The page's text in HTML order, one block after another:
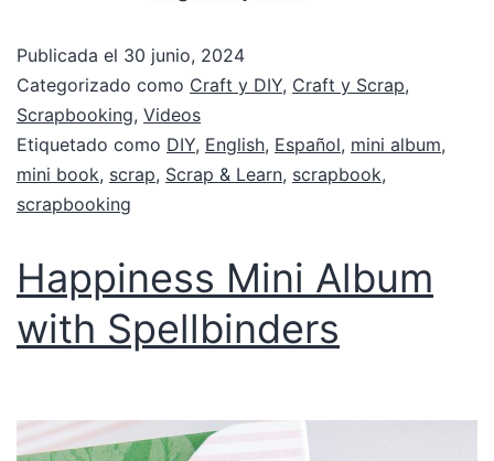
Publicada el 30 junio, 2024
Categorizado como Craft y DIY, Craft y Scrap,
Scrapbooking, Videos
Etiquetado como DIY, English, Español, mini album,
mini book, scrap, Scrap & Learn, scrapbook,
scrapbooking
Happiness Mini Album
with Spellbinders